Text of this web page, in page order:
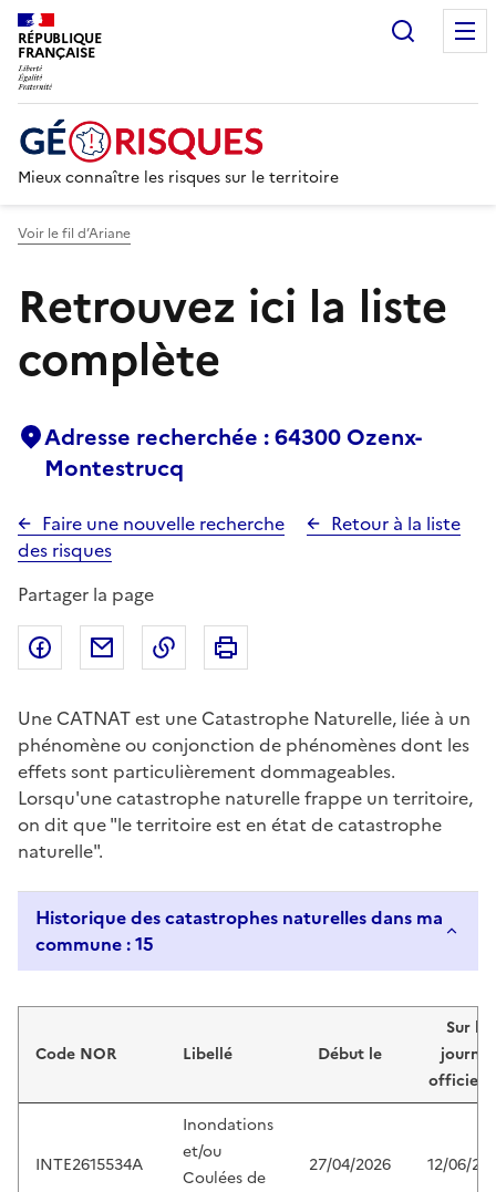
RÉPUBLIQUE
FRANÇAISE
Mieux connaître les risques sur le territoire
Voir le fil d’Ariane
Retrouvez ici la liste
complète
Adresse recherchée : 64300 Ozenx-
Montestrucq
Faire une nouvelle recherche
Retour à la liste
des risques
Partager la page
Partager sur Facebook
Partager par emailCopier dans le presse-papier
Une CATNAT est une Catastrophe Naturelle, liée à un
phénomène ou conjonction de phénomènes dont les
effets sont particulièrement dommageables.
Lorsqu'une catastrophe naturelle frappe un territoire,
on dit que "le territoire est en état de catastrophe
naturelle".
Historique des catastrophes naturelles dans ma
commune : 15
Code NOR Libellé Début le
Sur le
journal
officiel
INTE2615534A
Inondations
et/ou
Coulées de
27/04/2026 12/06/